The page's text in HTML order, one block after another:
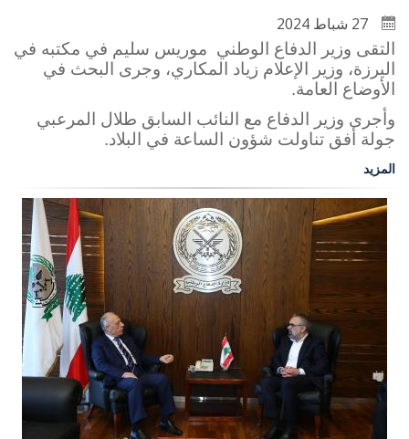
التقى وزير الدفاع الوطني موريس سليم في مكتبه في
اليرزة، وزير الإعلام زياد المكاري، وجرى البحث في
الأوضاع العامة.
وأجرى وزير الدفاع مع النائب السابق طلال المرعبي
جولة أفق تناولت شؤون الساعة في البلاد.
المزيد